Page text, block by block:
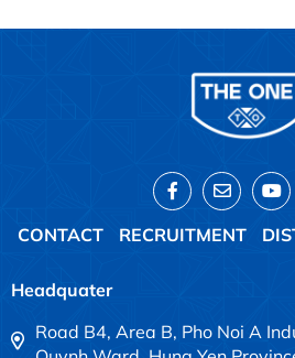
CONTACT RECRUITMENT
Headquater
Road B4, Area B, Pho Noi A